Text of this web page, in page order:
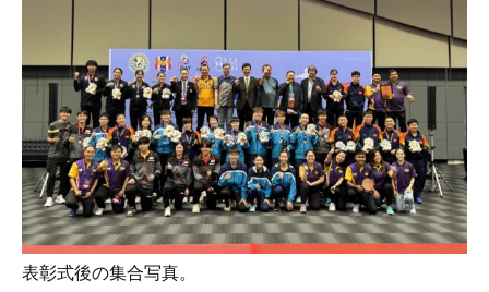
表彰式後の集合写真。